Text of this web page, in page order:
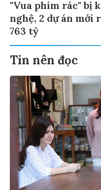
"Vua phim rác" bị
nghệ, 2 dự án mới
763 tỷ
Tin nên đọc